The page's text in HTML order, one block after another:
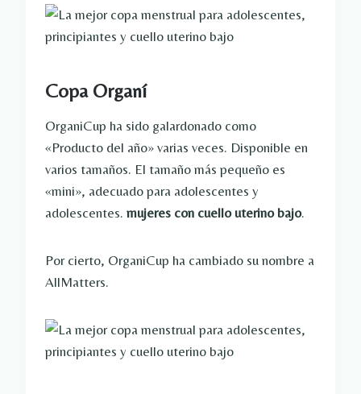
Copa Organí
OrganiCup ha sido galardonado como
«Producto del año» varias veces. Disponible en
varios tamaños. El tamaño más pequeño es
«mini», adecuado para adolescentes y
adolescentes. mujeres con cuello uterino bajo.
Por cierto, OrganiCup ha cambiado su nombre a
AllMatters.